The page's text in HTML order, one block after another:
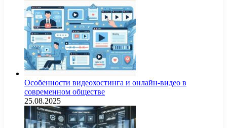
Особенности видеохостинга и онлайн-видео в
современном обществе
25.08.2025